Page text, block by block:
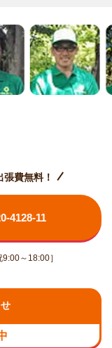
費無料！
4128-11
～18:00］